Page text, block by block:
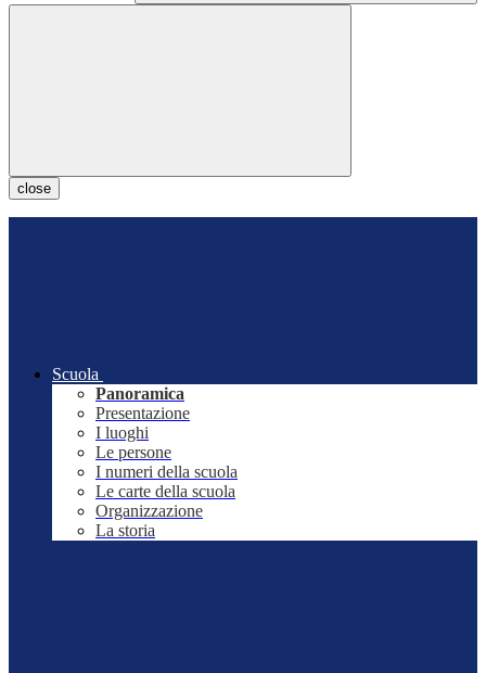
close
Scuola
Panoramica
Presentazione
I luoghi
Le persone
I numeri della scuola
Le carte della scuola
Organizzazione
La storia